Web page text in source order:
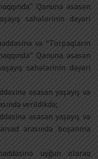
Qanuna əsasən
sahələrinin dəyəri
və “Torpaqların
Qanuna əsasən
sahələrinin dəyəri
əsasən yaşayış və
verildikdə;
əsasən yaşayış və
arasında boşanma
uyğun olaraq